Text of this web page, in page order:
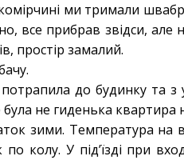
ми тримали
все прибрав звідси,
простір замалий.
до будинку та з
була не гиденька квартира
зими. Температура на
колу. У під’їзді при